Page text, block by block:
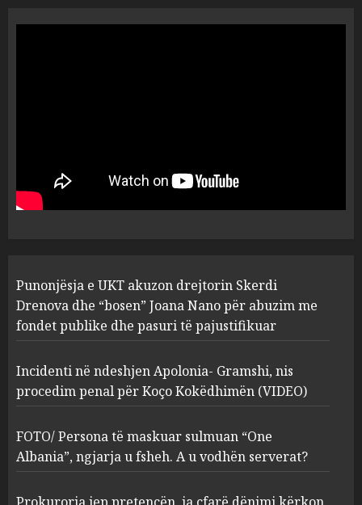
1
“bosen” Joana Nano për
abuzim me fondet publike dhe
pasuri të pajustifikuar
2
Apolonia- Gramshi, nis
procedim penal për Koço
Kokëdhimën (VIDEO)
MARCH 27, 2025
3
FOTO/ Persona të maskuar
sulmuan “One Albania”,
ngjarja u fsheh. A u vodhën
serverat?
MARCH 25, 2025
Punonjësja e UKT akuzon drejtorin Skerdi
Drenova dhe “bosen” Joana Nano për abuzim me
fondet publike dhe pasuri të pajustifikuar
Incidenti në ndeshjen Apolonia- Gramshi, nis
procedim penal për Koço Kokëdhimën (VIDEO)
FOTO/ Persona të maskuar sulmuan “One
Albania”, ngjarja u fsheh. A u vodhën serverat?